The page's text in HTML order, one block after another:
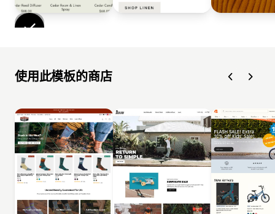
使用此模板的商店